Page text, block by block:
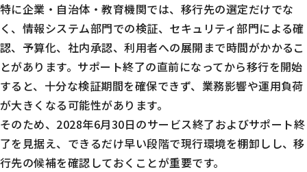
特に企業・自治体・教育機関では、移行先の選定だけでな
く、情報システム部門での検証、セキュリティ部門による確
認、予算化、社内承認、利用者への展開まで時間がかかるこ
とがあります。サポート終了の直前になってから移行を開始
すると、十分な検証期間を確保できず、業務影響や運用負荷
が大きくなる可能性があります。
そのため、2028年6月30日のサービス終了およびサポート終
了を見据え、できるだけ早い段階で現行環境を棚卸しし、移
行先の候補を確認しておくことが重要です。